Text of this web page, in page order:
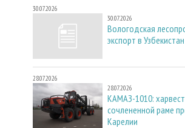
30.07.2026
30.07.2026
Вологодская
экспорт в
28.07.2026
28.07.2026
КАМАЗ-1010:
сочлененной раме
Карелии